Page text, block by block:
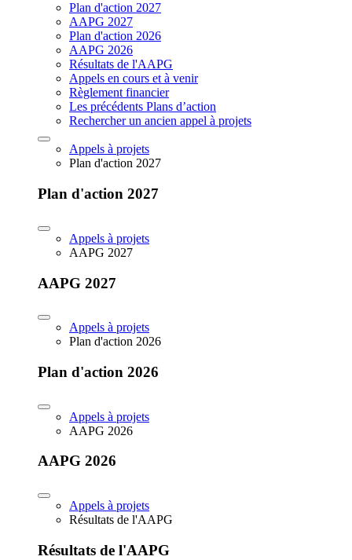
Plan d'action 2027
AAPG 2027
Plan d'action 2026
AAPG 2026
Résultats de l'AAPG
Appels en cours et à venir
Règlement financier
Les précédents Plans d’action
Rechercher un ancien appel à projets
Appels à projets
Plan d'action 2027
Plan d'action 2027
Appels à projets
AAPG 2027
AAPG 2027
Appels à projets
Plan d'action 2026
Plan d'action 2026
Appels à projets
AAPG 2026
AAPG 2026
Appels à projets
Résultats de l'AAPG
Résultats de l'AAPG